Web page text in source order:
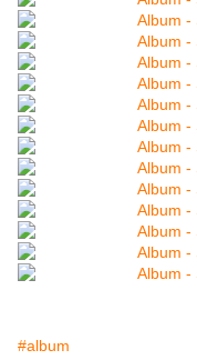
#album